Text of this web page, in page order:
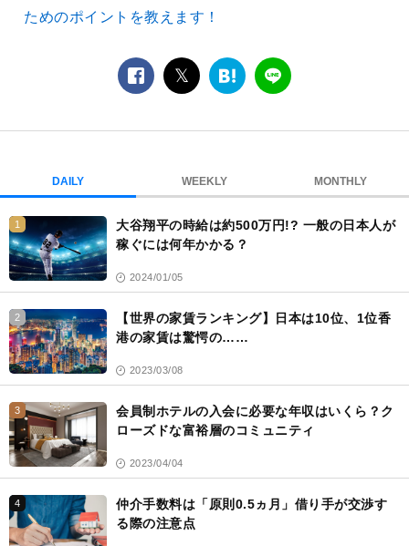
ためのポイントを教えます！
facebook
twitterは
ブ
ク
マ
ク
LINE
DAILY WEEKLY MONTHLY
1
大谷翔平の時給は約500万円!? 一般の日本人が
稼ぐには何年かかる？
2024/01/05
2
【世界の家賃ランキング】日本は10位、1位香
港の家賃は驚愕の……
2023/03/08
3
会員制ホテルの入会に必要な年収はいくら？ク
ローズドな富裕層のコミュニティ
2023/04/04
4
仲介手数料は「原則0.5ヵ月」借り手が交渉す
る際の注意点